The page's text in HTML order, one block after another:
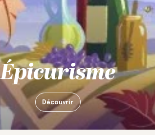
Épicurisme
Découvrir